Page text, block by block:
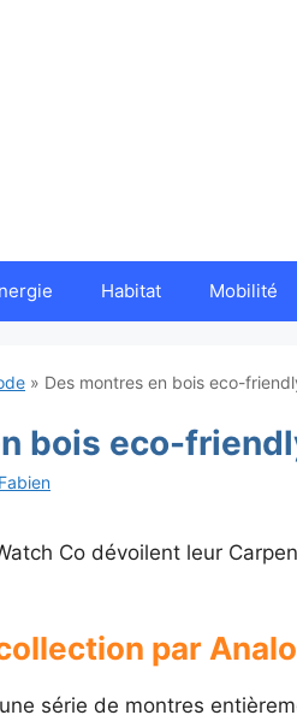
Habitat Mobilité
» Des montres en bois eco-
bois eco-
Fabien
Co dévoilent leur
par
série de montres